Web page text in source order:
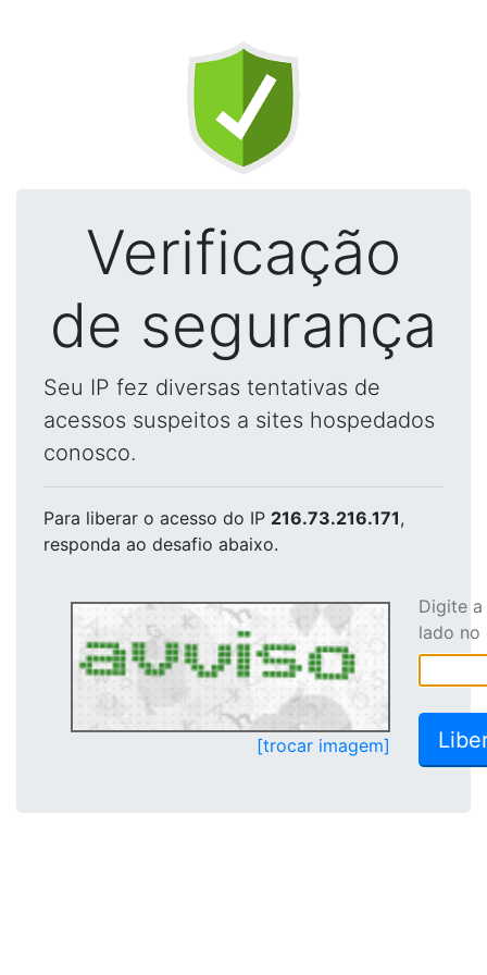
Verificação
de segurança
Seu IP fez diversas tentativas de
acessos suspeitos a sites hospedados
conosco.
Para liberar o acesso do IP 216.73.216.171,
responda ao desafio abaixo.
[trocar imagem]
Digite
lado no